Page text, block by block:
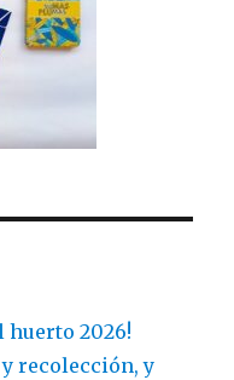
huerto 2026!
recolección, y